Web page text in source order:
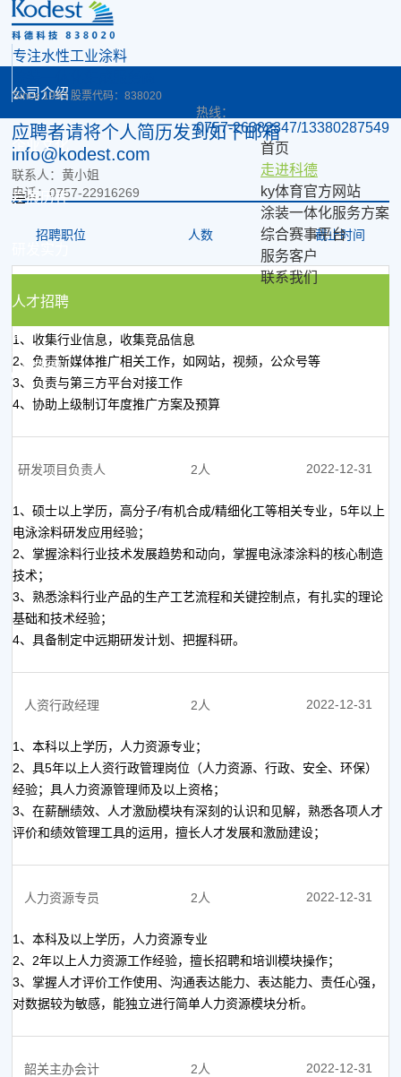
专注水性工业涂料
Since 1993 股票代码：838020
热线：
0757-26382347/13380287549
首页
走进科德
ky体育官方网站
涂装一体化服务方案
综合赛事平台
服务客户
联系我们
公司介绍
企业文化
发展历程
人才招聘
首页
人才招聘
应聘者请将个人简历发到如下邮箱
info@kodest.com
联系人：黄小姐
电话：0757-22916269
招聘职位 人数 截止时间
市场专员
1、收集行业信息，收集竞品信息
2、负责新媒体推广相关工作，如网站，视频，公众号等
3、负责与第三方平台对接工作
4、协助上级制订年度推广方案及预算
研发项目负责人 2人 2022-12-31
1、硕士以上学历，高分子/有机合成/精细化工等相关专业，5年以上
电泳涂料研发应用经验；
2、掌握涂料行业技术发展趋势和动向，掌握电泳漆涂料的核心制造
技术；
3、熟悉涂料行业产品的生产工艺流程和关键控制点，有扎实的理论
基础和技术经验；
4、具备制定中远期研发计划、把握科研。
人资行政经理 2人 2022-12-31
1、本科以上学历，人力资源专业；
2、具5年以上人资行政管理岗位（人力资源、行政、安全、环保）
经验；具人力资源管理师及以上资格；
3、在薪酬绩效、人才激励模块有深刻的认识和见解，熟悉各项人才
评价和绩效管理工具的运用，擅长人才发展和激励建设；
人力资源专员 2人 2022-12-31
1、本科及以上学历，人力资源专业
2、2年以上人力资源工作经验，擅长招聘和培训模块操作；
3、掌握人才评价工作使用、沟通表达能力、表达能力、责任心强，
对数据较为敏感，能独立进行简单人力资源模块分析。
韶关主办会计 2人 2022-12-31